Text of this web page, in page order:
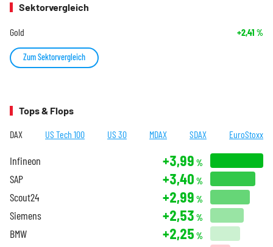
Sektorvergleich
Gold +2,41 %
Zum Sektorvergleich
Tops & Flops
DAX US Tech 100 US 30 MDAX SDAX EuroStoxx
Infineon +3,99 %
SAP +3,40 %
Scout24 +2,99 %
Siemens +2,53 %
BMW +2,25 %